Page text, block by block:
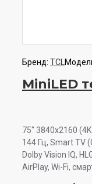
Бренд: TCL
MiniLED
75" 3840x2160
144 Гц, Smart TV
Dolby Vision IQ,
AirPlay, Wi-Fi,